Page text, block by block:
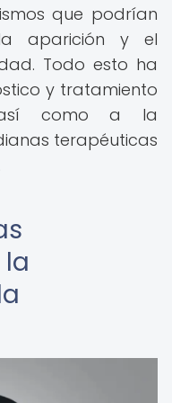
que podrían
aparición y el
Todo esto ha
y tratamiento
así como a la
terapéuticas